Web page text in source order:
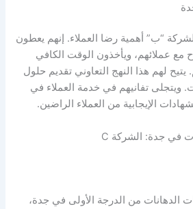
“ب” أهمية رضا العملاء. إنهم يعطون
مع عملائهم، ويأخذون الوقت الكافي
يتيح لهم هذا النهج التعاوني تقديم حلول
ويتجلى تفانيهم في خدمة العملاء في
الإيجابية من العملاء الراضين.
الدهانات من الدرجة الأولى في جدة،